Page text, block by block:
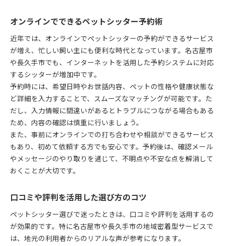
オンラインでできるペットシッター予約術
近年では、オンラインでペットシッターの予約ができるサービス
が増え、忙しい飼い主にも便利な時代となっています。名古屋市
や長久手市でも、インターネットを活用した予約システムに対応
するシッターが増加中です。
予約時には、希望日時やお世話内容、ペットの性格や健康状態な
ど詳細を入力することで、スムーズなマッチングが可能です。た
だし、入力情報に間違いがあるとトラブルにつながる場合もある
ため、内容の確認は慎重に行いましょう。
また、事前にオンラインでの打ち合わせや相談ができるサービス
もあり、初めて依頼する方でも安心です。予約後は、確認メール
やメッセージのやり取りを通じて、不明点や不安な点を解消して
おくことが大切です。
口コミや評判を活用した選び方のコツ
ペットシッター選びで迷ったときは、口コミや評判を活用するの
が効果的です。特に名古屋市や長久手市の地域密着型サービスで
は、地元の利用者からのリアルな声が参考になります。